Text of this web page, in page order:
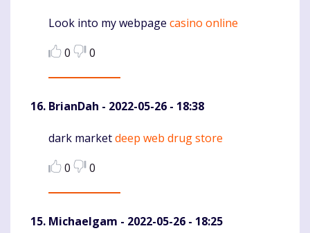
Look into my webpage casino online
0
0
BrianDah - 2022-05-26 - 18:38
Komentaras
dark marketdeep web drug store
0
0
Michaelgam - 2022-05-26 - 18:25